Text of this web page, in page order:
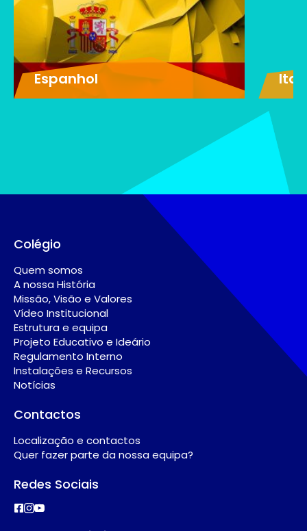
Espanhol
Colégio
Quem somos
A nossa História
Missão, Visão e Valores
Vídeo Institucional
Estrutura e equipa
Projeto Educativo e Ideário
Regulamento Interno
Instalações e Recursos
Notícias
Contactos
Localização e contactos
Quer fazer parte da nossa equipa?
Redes Sociais